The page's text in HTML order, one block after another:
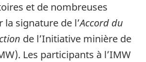
et de nombreuses
la signature de l’Accord du
de l’Initiative minière de
Les participants à l’IMW